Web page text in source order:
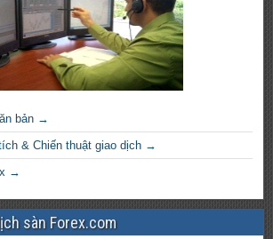
bản →
& Chiến thuật giao dịch →
→
sàn Forex.com